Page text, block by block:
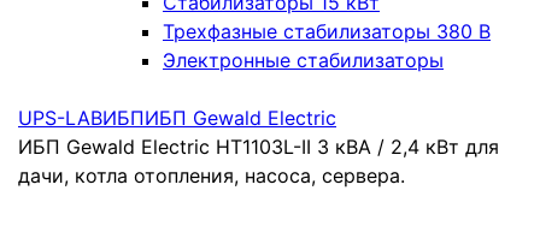
Трехфазные стабилизаторы 380 В
Электронные стабилизаторы
UPS-LABИБПИБП Gewald Electric
ИБП Gewald Electric HT1103L-II 3 кВА / 2,4 кВт для
дачи, котла отопления, насоса, сервера.